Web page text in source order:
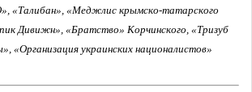
«Талибан», «Меджлис крымско-татарского
Дивижн», «Братство» Корчинского, «Тризуб
«Организация украинских националистов»